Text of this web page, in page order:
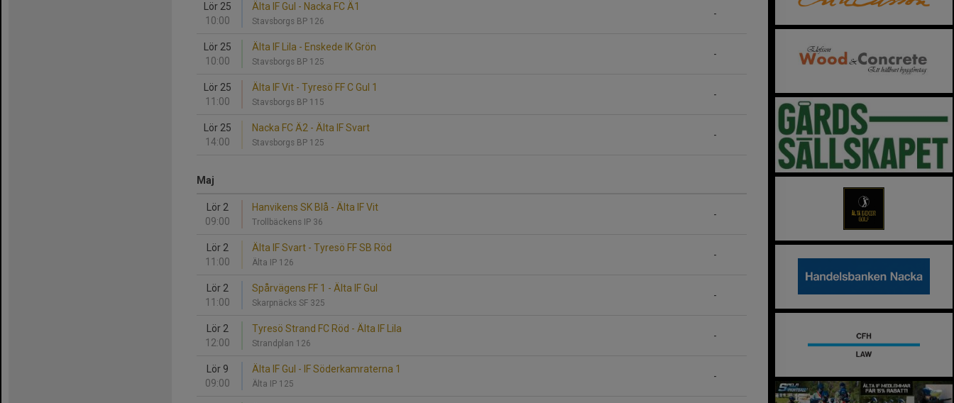
Lör 25
10:00
-
Älta IF Gul - Nacka FC Ä1
Stavsborgs BP 126
Lör 25
10:00
-
Älta IF Lila - Enskede IK Grön
Stavsborgs BP 125
Lör 25
11:00
-
Älta IF Vit - Tyresö FF C Gul 1
Stavsborgs BP 115
Lör 25
14:00
-
Nacka FC Ä2 - Älta IF Svart
Stavsborgs BP 125
Maj
Lör 2
09:00
-
Hanvikens SK Blå - Älta IF Vit
Trollbäckens IP 36
Lör 2
11:00
-
Älta IF Svart - Tyresö FF SB Röd
Älta IP 126
Lör 2
11:00
-
Spårvägens FF 1 - Älta IF Gul
Skarpnäcks SF 325
Lör 2
12:00
-
Tyresö Strand FC Röd - Älta IF Lila
Strandplan 126
Lör 9
09:00
-
Älta IF Gul - IF Söderkamraterna 1
Älta IP 125